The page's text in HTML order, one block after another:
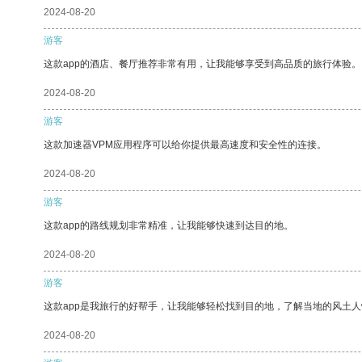
2024-08-20
游客
这款app的酒店、餐厅推荐非常有用，让我能够享受到高品质的旅行体验。
2024-08-20
游客
这款加速器VPM应用程序可以给你提供最高速度和安全性的连接。
2024-08-20
游客
这款app的路线规划非常精准，让我能够快速到达目的地。
2024-08-20
游客
这款app是我旅行的好帮手，让我能够轻松找到目的地，了解当地的风土
2024-08-20